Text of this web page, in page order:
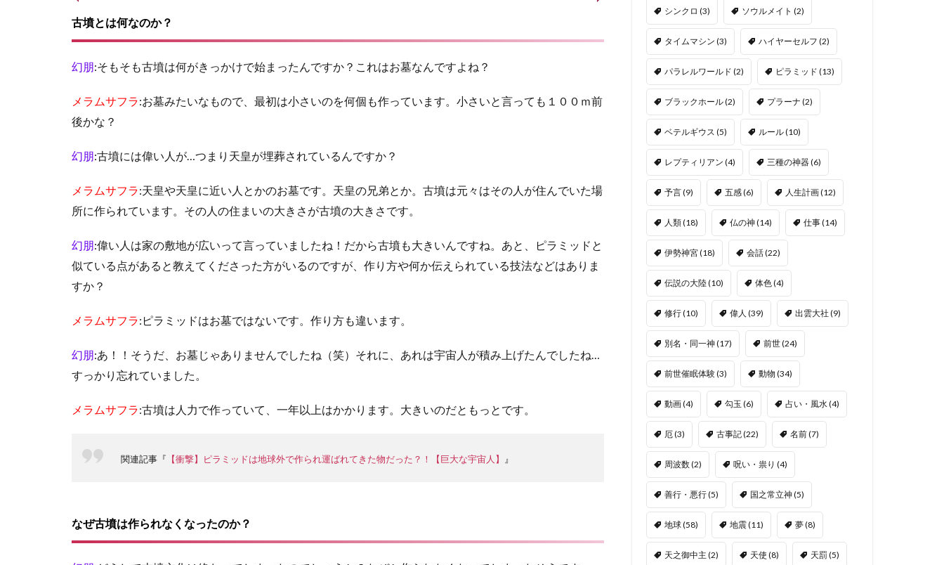
古墳とは何なのか？
幻朋:そもそも古墳は何がきっかけで始まったんですか？これはお墓なんですよね？
メラムサフラ:お墓みたいなもので、最初は小さいのを何個も作っています。小さいと言っても１００ｍ前
後かな？
幻朋:古墳には偉い人が…つまり天皇が埋葬されているんですか？
メラムサフラ:天皇や天皇に近い人とかのお墓です。天皇の兄弟とか。古墳は元々はその人が住んでいた場
所に作られています。その人の住まいの大きさが古墳の大きさです。
幻朋:偉い人は家の敷地が広いって言っていましたね！だから古墳も大きいんですね。あと、ピラミッドと
似ている点があると教えてくださった方がいるのですが、作り方や何か伝えられている技法などはありま
すか？
メラムサフラ:ピラミッドはお墓ではないです。作り方も違います。
幻朋:あ！！そうだ、お墓じゃありませんでしたね（笑）それに、あれは宇宙人が積み上げたんでしたね…
すっかり忘れていました。
メラムサフラ:古墳は人力で作っていて、一年以上はかかります。大きいのだともっとです。
関連記事『 【衝撃】ピラミッドは地球外で作られ運ばれてきた物だった？！【巨大な宇宙人】 』
なぜ古墳は作られなくなったのか？
シンクロ (3) ソウルメイト (2)
タイムマシン (3) ハイヤーセルフ (2)
パラレルワールド (2) ピラミッド (13)
ブラックホール(2) プラーナ (2)
ベテルギウス (5) ルール(10)
レプティリアン (4) 三種の神器(6)
予言(9) 五感(6) 人生計画(12)
人類(18) 仏の神(14) 仕事(14)
伊勢神宮(18) 会話(22)
伝説の大陸(10) 体色(4)
修行(10) 偉人 (39) 出雲大社 (9)
別名・同一神(17) 前世(24)
前世催眠体験(3) 動物 (34)
動画(4) 勾玉 (6) 占い・風水(4)
厄(3) 古事記(22) 名前(7)
周波数(2) 呪い・祟り (4)
善行・悪行(5) 国之常立神(5)
地球(58) 地震(11) 夢(8)
天之御中主 (2) 天使 (8) 天罰 (5)